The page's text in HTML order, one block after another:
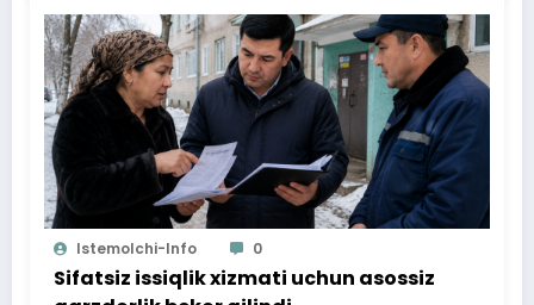
Istemolchi-Info 0
Sifatsiz issiqlik xizmati uchun asossiz